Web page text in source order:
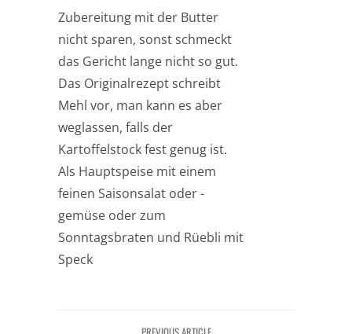
Zubereitung mit der Butter
nicht sparen, sonst schmeckt
das Gericht lange nicht so gut.
Das Originalrezept schreibt
Mehl vor, man kann es aber
weglassen, falls der
Kartoffelstock fest genug ist.
Als Hauptspeise mit einem
feinen Saisonsalat oder -
gemüse oder zum
Sonntagsbraten und Rüebli mit
Speck